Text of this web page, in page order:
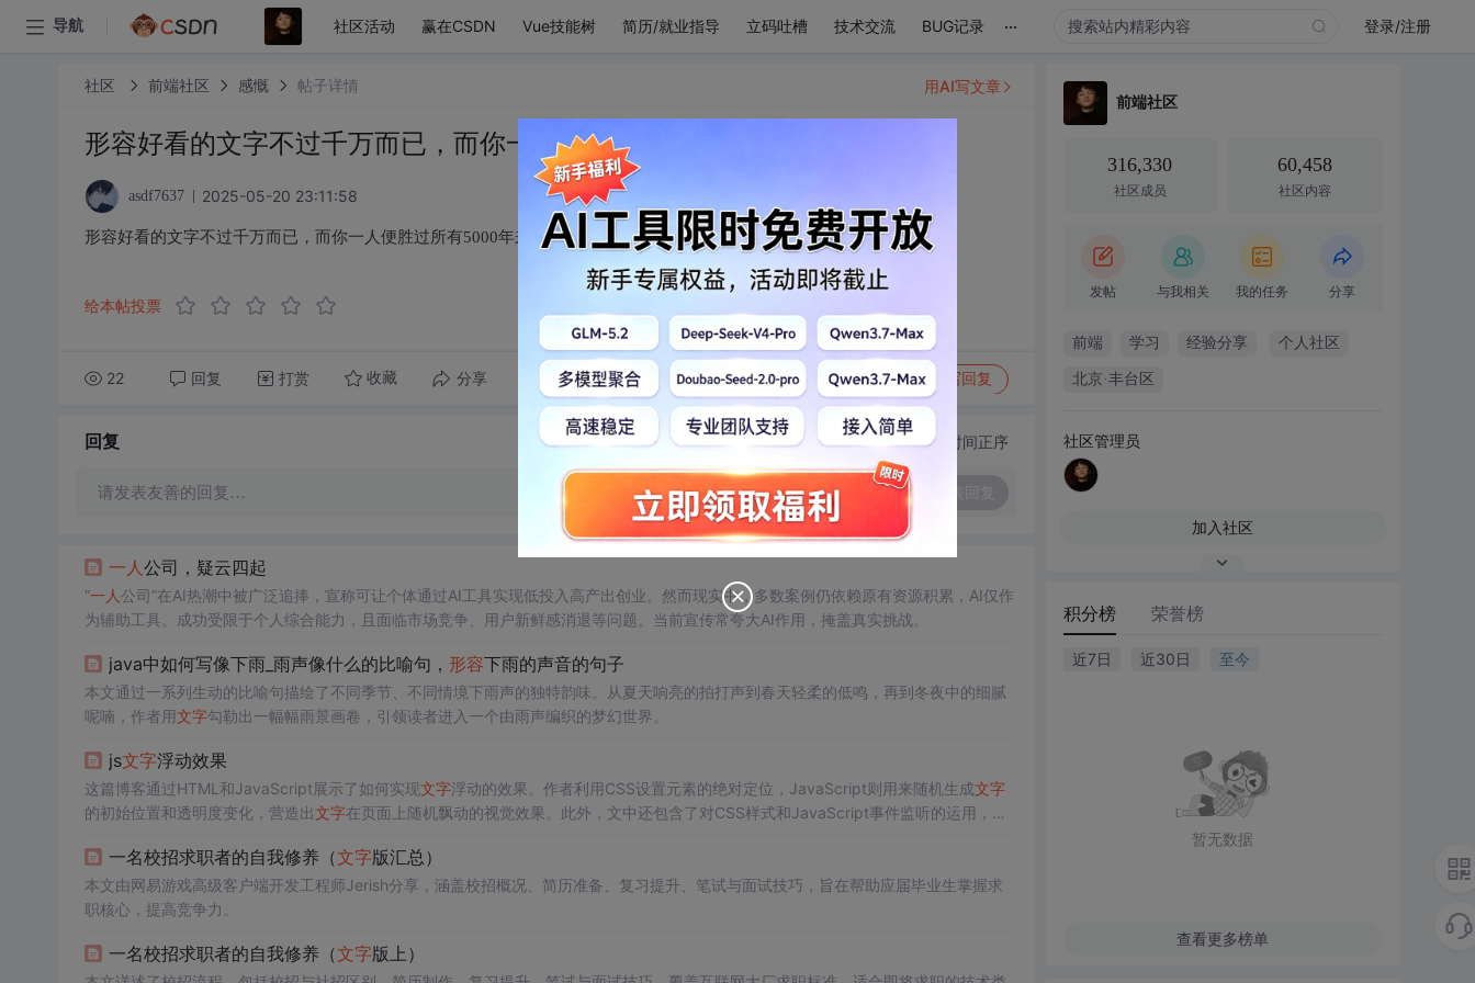
导航 社区活动 赢在CSDN Vue技能树 简历/就业指导 立码吐槽 技术交流 BUG记录 ... 登录/注册
社区 前端社区 感慨 帖子详情
形容好看的文字不过千万而已，而你一人便胜过所有5000年来最美的文字
asdf7637 2025-05-20 23:11:58
形容好看的文字不过千万而已，而你一人便胜过所有5000年来最美的文字
给本帖投票
22 回复 打赏 收藏 分享 转发到动态 举报 写回复
用AI写文章
回复 切换为时间正序
请发表友善的回复…
一人公司，疑云四起
“一人 公司”在AI热潮中被广泛追捧，宣称可让个体通过AI工具实现低投入高产出创业。然而现实中，多数案例仍依赖原有资源积累，AI仅作
为辅助工具。成功受限于个人综合能力，且面临市场竞争、用户新鲜感消退等问题。当前宣传常夸大AI作用，掩盖真实挑战。
java中如何写像下雨_雨声像什么的比喻句， 形容下雨的声音的句子
本文通过一系列生动的比喻句描绘了不同季节、不同情境下雨声的独特韵味。从夏天响亮的拍打声到春天轻柔的低鸣，再到冬夜中的细腻
呢喃，作者用文字勾勒出一幅幅雨景画卷，引领读者进入一个由雨声编织的梦幻世界。
js文字浮动效果
这篇博客通过HTML和JavaScript展示了如何实现文字浮动的效果。作者利用CSS设置元素的绝对定位，JavaScript则用来随机生成文字
的初始位置和透明度变化，营造出文字在页面上随机飘动的视觉效果。此外，文中还包含了对CSS样式和JavaScript事件监听的运用，增
一名校招求职者的自我修养（文字版汇总）
本文由网易游戏高级客户端开发工程师Jerish分享，涵盖校招概况、简历准备、复习提升、笔试与面试技巧，旨在帮助应届毕业生掌握求
职核心，提高竞争力。
一名校招求职者的自我修养（文字版上）
前端社区
316,330
社区成员
60,458
社区内容
发帖 与我相关 我的任务 分享
前端 学习 经验分享 个人社区
北京·丰台区
社区管理员
加入社区
积分榜 荣誉榜
近7日 近30日 至今
暂无数据
查看更多榜单